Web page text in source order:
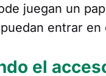
juegan un
entrar en
el